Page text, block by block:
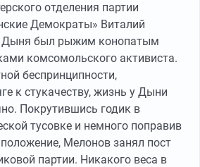
отделения партии
Демократы» Виталий
Дыня был рыжим конопатым
комсомольского активиста.
беспринципности,
к стукачеству, жизнь у Дыни
Покрутившись годик в
тусовке и немного поправив
Мелонов занял пост
партии. Никакого веса в